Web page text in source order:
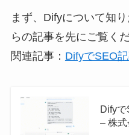
まず、Difyについて知
らの記事を先にご覧くだ
関連記事： DifyでSEO
Dify
– 株